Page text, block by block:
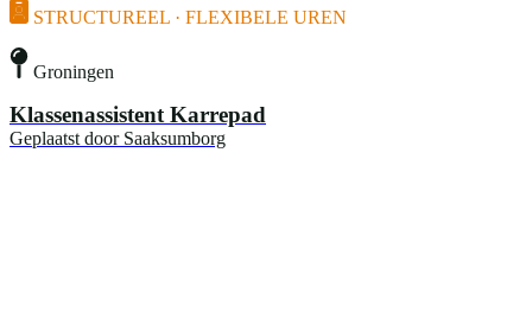
STRUCTUREEL · FLEXIBELE UREN
Groningen
Klassenassistent Karrepad
Geplaatst door Saaksumborg